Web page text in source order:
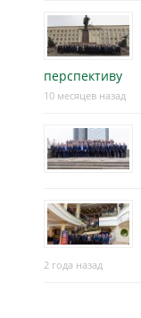
перспективу
10 месяцев назад
2 года назад